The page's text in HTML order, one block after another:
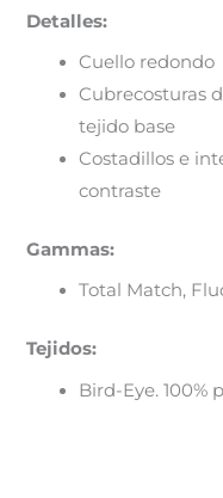
Detalles:
Cuello redondo
Cubrecosturas
tejido base
Costadillos e
contraste
Gammas:
Total Match,
Tejidos:
Bird-Eye. 100%